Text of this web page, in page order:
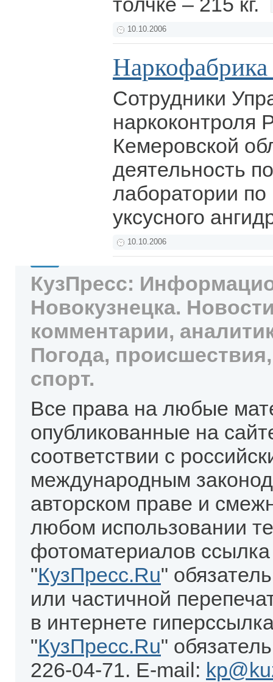
10.10.2006
Наркофабрика
Сотрудники
наркоконтроля
Кемеровской
деятельность
лаборатории по
уксусного
10.10.2006
КузПресс:
Новокузнецка.
комментарии,
Погода,
спорт.
Все права на любые
опубликованные на
соответствии с
международным
авторском праве и
любом использовании
фотоматериалов
"КузПресс.Ru"
или частичной
в интернете
"КузПресс.Ru"
226-04-71. E-mail: